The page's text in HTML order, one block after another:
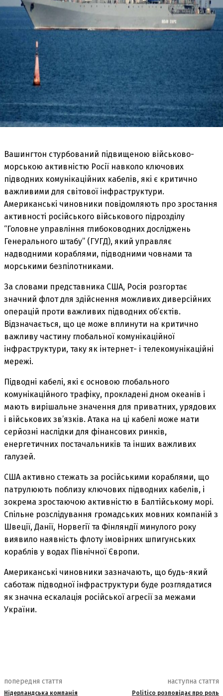
Вашингтон стурбований підвищеною військово-
морською активністю Росії навколо ключових
підводних комунікаційних кабелів, які є критично
важливими для світової інфраструктури.
Американські чиновники повідомляють про зростання
активності російського військового підрозділу
“Головне управління глибоководних досліджень
Генерального штабу” (ГУГД), який управляє
надводними кораблями, підводними човнами та
морськими безпілотниками.
За словами представника США, Росія розгортає
значний флот для здійснення можливих диверсійних
операцій проти важливих підводних об’єктів.
Відзначається, що це може вплинути на критично
важливу частину глобальної комунікаційної
інфраструктури, таку як інтернет- і телекомунікаційні
мережі.
Підводні кабелі, які є основою глобального
комунікаційного трафіку, прокладені дном океанів і
мають вирішальне значення для приватних, урядових
і військових зв’язків. Атака на ці кабелі може мати
серйозні наслідки для фінансових ринків,
енергетичних постачальників та інших важливих
галузей.
США активно стежать за російськими кораблями, що
патрулюють поблизу ключових підводних кабелів, і
зокрема зростаючою активністю в Балтійському морі.
Спільне розслідування громадських мовних компаній з
Швеції, Данії, Норвегії та Фінляндії минулого року
виявило наявність флоту імовірних шпигунських
кораблів у водах Північної Європи.
Американські чиновники зазначають, що будь-який
саботаж підводної інфраструктури буде розглядатися
як значна ескалація російської агресії за межами
України.
попередня стаття
Нідерландська компанія
наступна стаття
Politico розповідає про роль